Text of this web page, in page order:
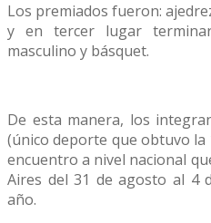
Los premiados fueron:
y en tercer lugar
masculino y básquet.
De esta manera, los
(único deporte que obtuvo la
encuentro a nivel nacional
Aires del 31 de agosto al 4
año.